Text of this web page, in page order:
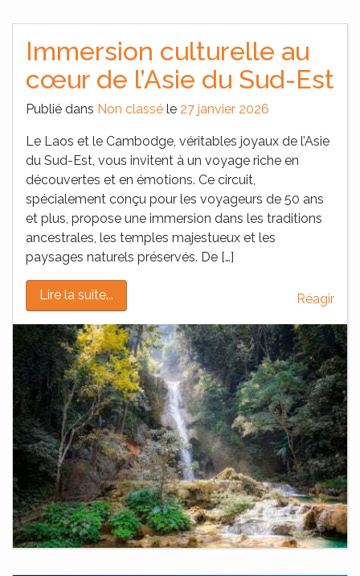
Immersion culturelle au
cœur de l’Asie du Sud-Est
Publié dans Non classé le 27 janvier 2026
Le Laos et le Cambodge, véritables joyaux de l’Asie
du Sud-Est, vous invitent à un voyage riche en
découvertes et en émotions. Ce circuit,
spécialement conçu pour les voyageurs de 50 ans
et plus, propose une immersion dans les traditions
ancestrales, les temples majestueux et les
paysages naturels préservés. De […]
Lire la suite... Réagir